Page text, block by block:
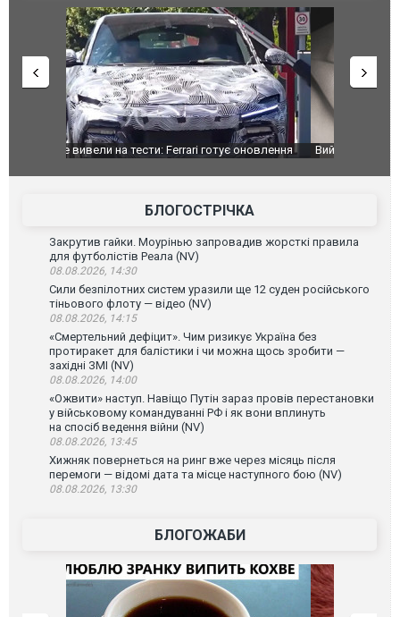
Вийшов трейлер нової екранізації легендарного
БЛОГОСТРІЧКА
Закрутив гайки. Моурінью запровадив жорсткі правила
для футболістів Реала (NV)
08.08.2026, 14:30
Сили безпілотних систем уразили ще 12 суден російського
тіньового флоту — відео (NV)
08.08.2026, 14:15
«Смертельний дефіцит». Чим ризикує Україна без
протиракет для балістики і чи можна щось зробити —
західні ЗМІ (NV)
08.08.2026, 14:00
«Ожвити» наступ. Навіщо Путін зараз провів перестановки
у військовому командуванні РФ і як вони вплинуть
на спосіб ведення війни (NV)
08.08.2026, 13:45
Хижняк повернеться на ринг вже через місяць після
перемоги — відомі дата та місце наступного бою (NV)
08.08.2026, 13:30
БЛОГОЖАБИ